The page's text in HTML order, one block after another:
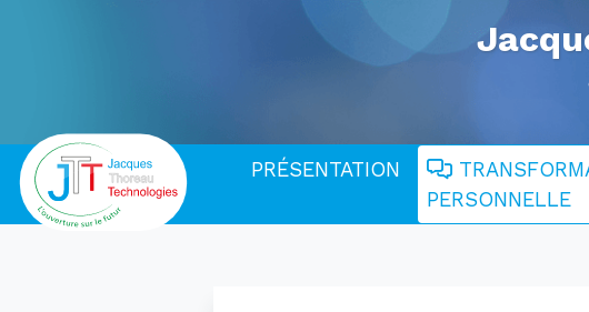
Main
Navigation
PRÉSENTATION
PERSONNELLE